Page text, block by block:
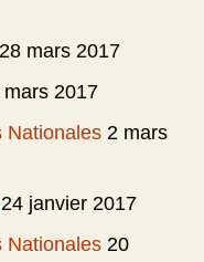
28 mars 2017
mars 2017
Nationales 2 mars
24 janvier 2017
Nationales 20